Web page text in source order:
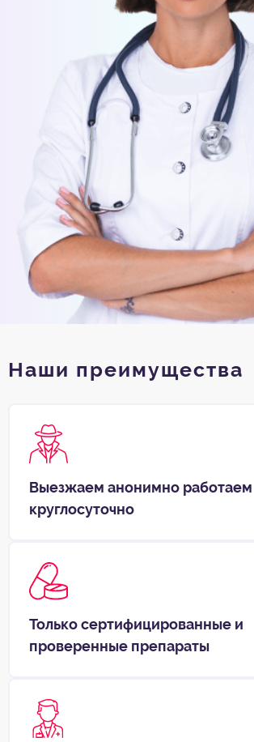
Наши преимущества
Выезжаем анонимно работаем
круглосуточно
Только сертифицированные и
проверенные препараты